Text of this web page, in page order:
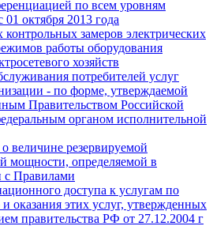
по всем уровням
октября 2013 года
контрольных замеров электрических
работы оборудования
хозяйств
потребителей услуг
- по форме, утверждаемой
Правительством Российской
органом исполнительной
величине резервируемой
мощности, определяемой в
с Правилами
доступа к услугам по
и оказания этих услуг, утвержденных
правительства РФ от 27.12.2004 г